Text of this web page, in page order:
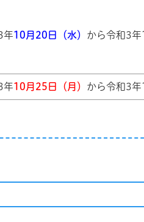
年10月20日（水） から令和3年
年10月25日（月） から令和3年